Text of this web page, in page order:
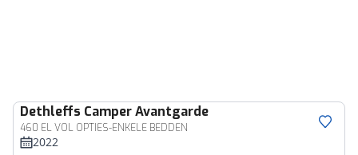
Dethleffs Camper Avantgarde
460 EL VOL OPTIES-ENKELE BEDDEN
2022